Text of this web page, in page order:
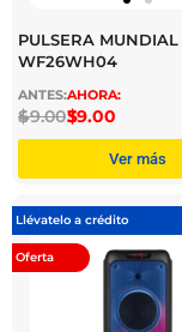
PULSERA MUNDIAL
WF26WH04
$
49.00$
39.00
Ver más
Llévatelo a crédito
Oferta